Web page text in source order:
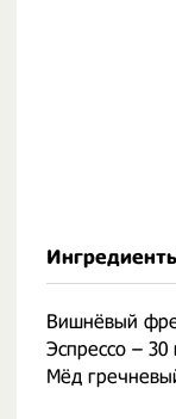
Вишнёвый
Эспрессо – 30
Мёд